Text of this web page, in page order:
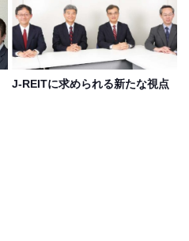
J-REITに求められる新たな視点